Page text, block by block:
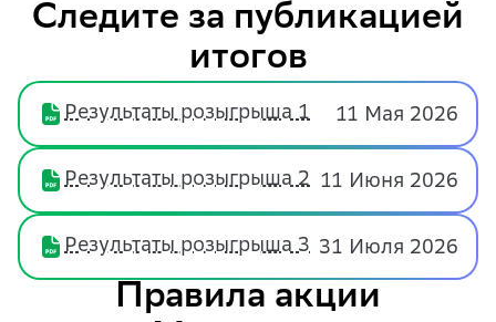
Следите за публикацией
итогов
Результаты розыгрыша 1 11 Мая 2026
Результаты розыгрыша 2 11 Июня 2026
Результаты розыгрыша 3 31 Июля 2026
Правила акции